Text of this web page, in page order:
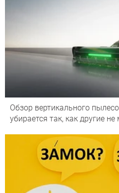
Обзор вертикального
убирается так, как другие не